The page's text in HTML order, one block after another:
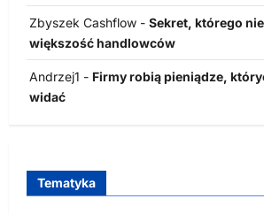
Zbyszek Cashflow - Sekret, którego
większość handlowców
Andrzej1 - Firmy robią pieniądze,
widać
Tematyka